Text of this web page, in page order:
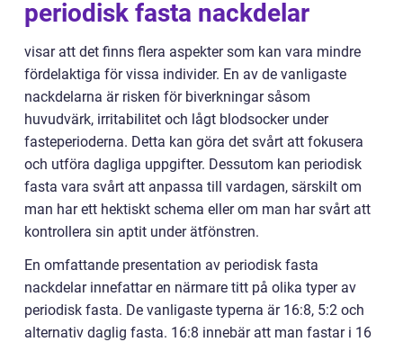
periodisk fasta nackdelar
visar att det finns flera aspekter som kan vara mindre
fördelaktiga för vissa individer. En av de vanligaste
nackdelarna är risken för biverkningar såsom
huvudvärk, irritabilitet och lågt blodsocker under
fasteperioderna. Detta kan göra det svårt att fokusera
och utföra dagliga uppgifter. Dessutom kan periodisk
fasta vara svårt att anpassa till vardagen, särskilt om
man har ett hektiskt schema eller om man har svårt att
kontrollera sin aptit under ätfönstren.
En omfattande presentation av periodisk fasta
nackdelar innefattar en närmare titt på olika typer av
periodisk fasta. De vanligaste typerna är 16:8, 5:2 och
alternativ daglig fasta. 16:8 innebär att man fastar i 16